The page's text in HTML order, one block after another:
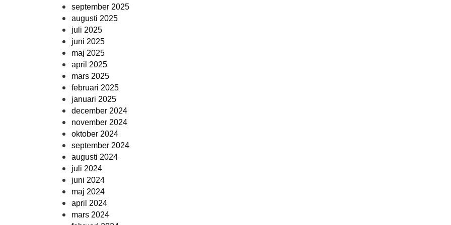
september 2025
augusti 2025
juli 2025
juni 2025
maj 2025
april 2025
mars 2025
februari 2025
januari 2025
december 2024
november 2024
oktober 2024
september 2024
augusti 2024
juli 2024
juni 2024
maj 2024
april 2024
mars 2024